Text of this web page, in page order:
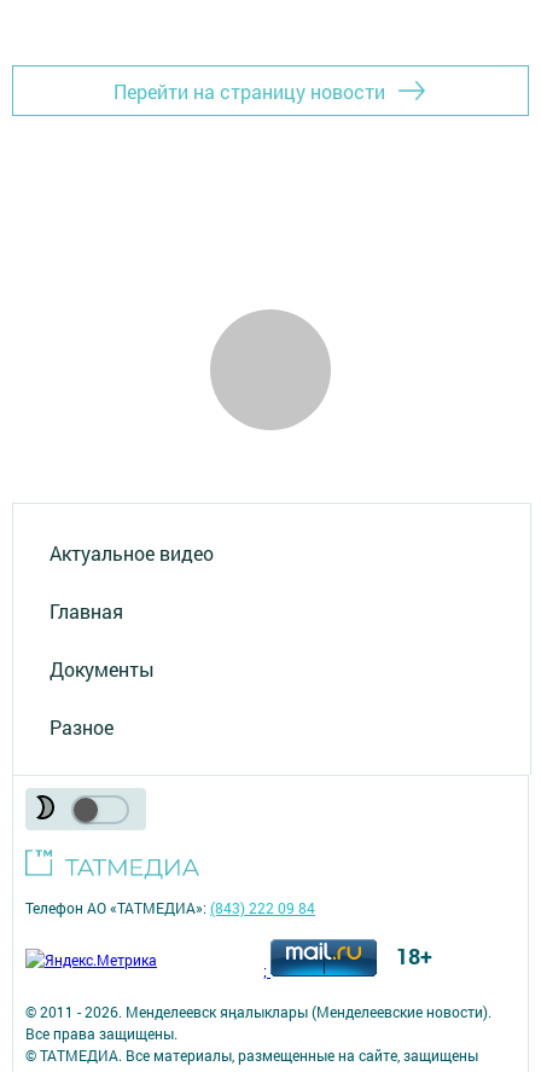
Перейти на страницу новости
Актуальное видео
Главная
Документы
Разное
© 2011 - 2026. Менделеевск яӊалыклары (Менделеевские новости).
Все права защищены.
© ТАТМЕДИА. Все материалы, размещенные на сайте, защищены
Телефон АО «ТАТМЕДИА»:(843) 222 09 84
; 18+